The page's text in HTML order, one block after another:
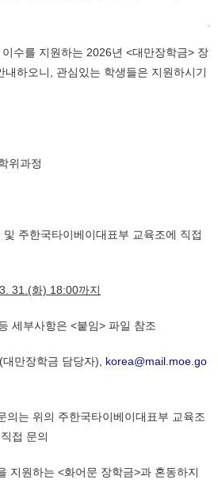
수를 지원하는 2026년 <대만장학금> 장
내하오니, 관심있는 학생들은 지원하시기
위과정
주한국타이베이대표부 교육조에 직접
31.(화) 18:00까지
세부사항은 <붙임> 파일 참조
만장학금 담당자), korea@mail.moe.go
는 위의 주한국타이베이대표부 교육조
접 문의
원하는 <화어문 장학금>과 혼동하지